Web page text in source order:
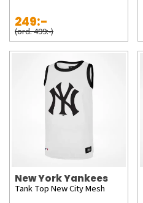
249:-
(ord. 499:-)
New York Yankees
Tank Top New City Mesh